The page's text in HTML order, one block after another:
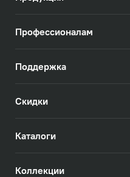
Профессионалам
Поддержка
Скидки
Каталоги
Коллекции